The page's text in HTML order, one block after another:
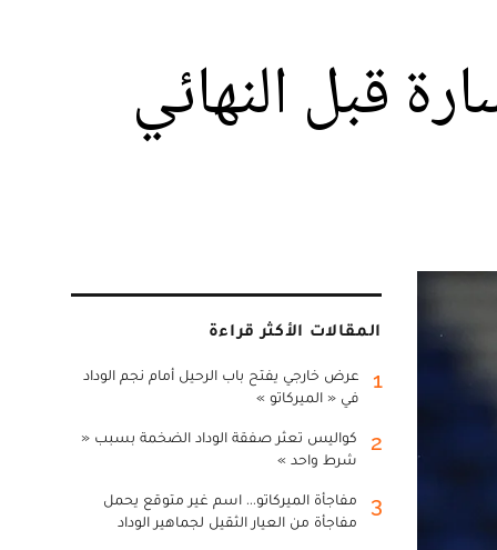
قبل النهائي
المقالات الأكثر قراءة
1
عرض خارجي يفتح باب الرحيل أمام نجم الوداد
في « الميركاتو »
2
كواليس تعثر صفقة الوداد الضخمة بسبب «
شرط واحد »
3
مفاجأة الميركاتو... اسم غير متوقع يحمل
مفاجأة من العيار الثقيل لجماهير الوداد